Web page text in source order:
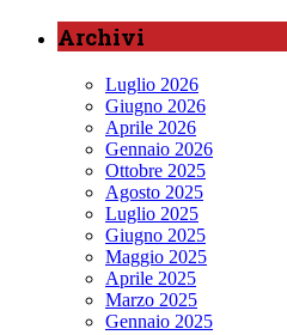
Archivi
Luglio 2026
Giugno 2026
Aprile 2026
Gennaio 2026
Ottobre 2025
Agosto 2025
Luglio 2025
Giugno 2025
Maggio 2025
Aprile 2025
Marzo 2025
Gennaio 2025